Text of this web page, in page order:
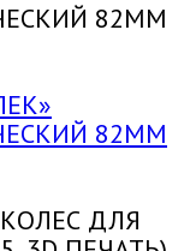
82ММ